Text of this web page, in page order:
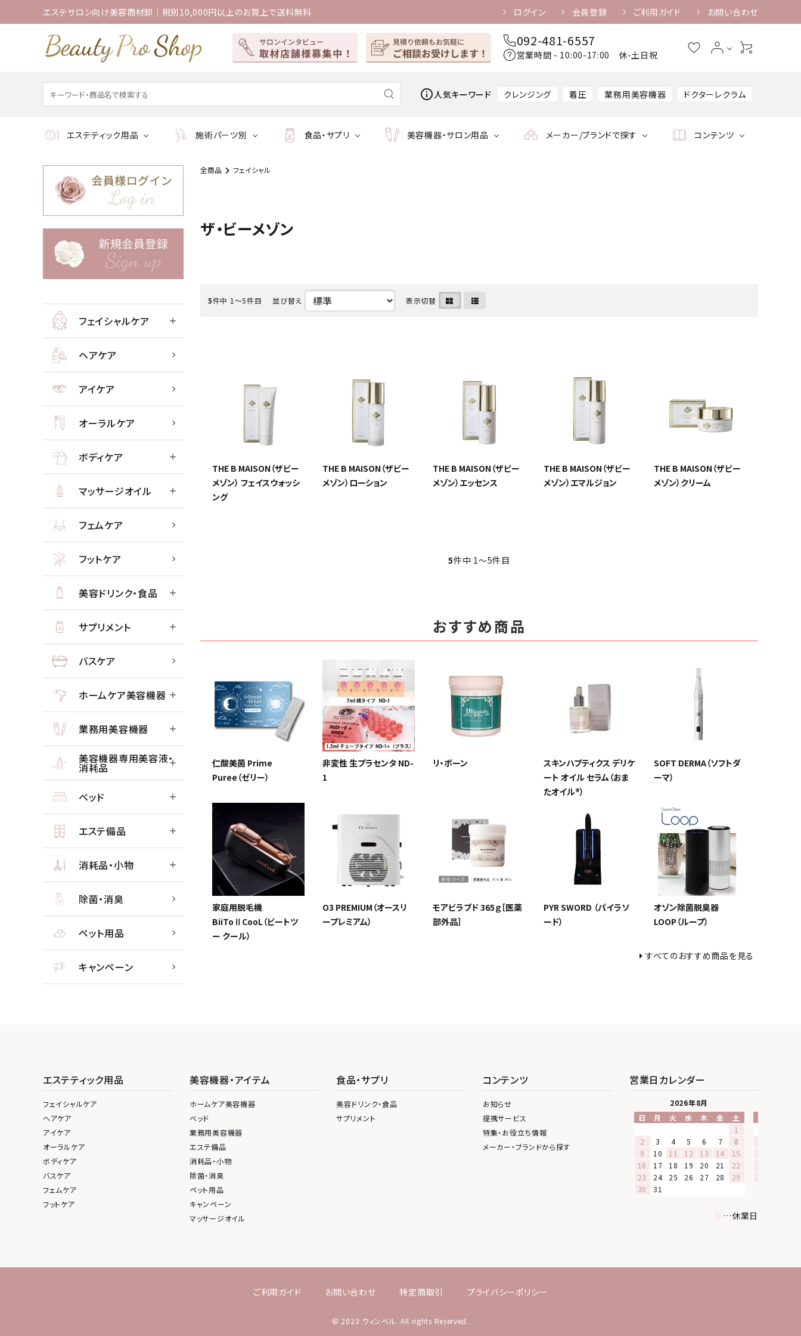
エステサロン向け美容商材卸｜税別10,000円以上のお買上で送料無料 ログイン 会員登録 ご利用ガイド お問い合わせ
092-481-6557
営業時間 - 10:00-17:00 休-土日祝
info_outline人気キーワード クレンジング 着圧 業務用美容機器 ドクターレクラム
エステティック用品 施術パーツ別
ボディケア フェムケア フットケア
食品・サプリ 美容機器・サロン用品 メーカー/ブランドで探す コンテンツ
ACCOUNT MENU
ようこそ ゲスト 様
新着商品
高評価商品
エステティック用品
メーカー・ブランドから探す
close
全商品 フェイシャル
ザ・ビーメゾン
5件中 1〜5件目 並び替え 表示切替
THE B MAISON（ザビー
メゾン） フェイスウォッシ
ング
THE B MAISON（ザビー
メゾン）ローション
THE B MAISON（ザビー
メゾン）エッセンス
THE B MAISON（ザビー
メゾン）エマルジョン
THE B MAISON（ザビー
メゾン）クリーム
5件中 1〜5件目
おすすめ商品
仁酸美菌 Prime
Puree（ゼリー）
非変性 生プラセンタ ND-
1
リ・ボーン
スキンハプティクス デリケ
ート オイル セラム（おま
たオイル®）
SOFT DERMA（ソフトダ
ーマ）
家庭用脱毛機
BiiToⅡCooL（ビートツ
ー クール）
O3 PREMIUM（オースリ
ープレミアム）
モアビラブド 365ｇ［医薬
部外品］
PYR SWORD （パイラソ
ード）
オゾン除菌脱臭器
LOOP（ループ）
すべてのおすすめ商品を見る
フェイシャルケア
ヘアケア
アイケア
オーラルケア
ボディケア
マッサージオイル
フェムケア
フットケア
美容ドリンク・食品
サプリメント
バスケア
ホームケア美容機器
業務用美容機器
美容機器専用美容液・
消耗品
ベッド
エステ備品
消耗品・小物
除菌・消臭
ペット用品
キャンペーン
エステティック用品
フェイシャルケア
ヘアケア
アイケア
オーラルケア
ボディケア
バスケア
フェムケア
フットケア
美容機器・アイテム
ホームケア美容機器
ベッド
業務用美容機器
エステ備品
消耗品・小物
除菌・消臭
ペット用品
キャンペーン
マッサージオイル
食品・サプリ
美容ドリンク・食品
サプリメント
コンテンツ
お知らせ
提携サービス
特集・お役立ち情報
メーカー・ブランドから探す
営業日カレンダー
2026年8月
日
月 火 水 木 金
土
1
2
3 4 5 6 7
8
9
10 11 12 13 14
15
16
17 18 19 20 21
22
23
24 25 26 27 28
29
30
31
13
20
27
…休業日
ご利用ガイド お問い合わせ 特定商取引 プライバシーポリシー
© 2023 ウィンベル. All rights Reserved.